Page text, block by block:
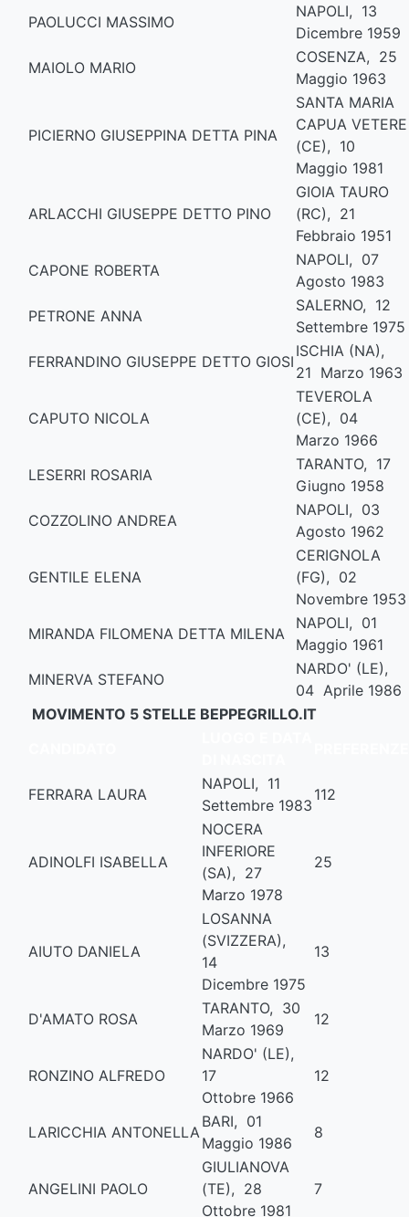
PAOLUCCI MASSIMO
NAPOLI, 13
Dicembre 1959
MAIOLO MARIO
COSENZA, 25
Maggio 1963
PICIERNO GIUSEPPINA DETTA PINA
SANTA MARIA
CAPUA VETERE
(CE), 10
Maggio 1981
ARLACCHI GIUSEPPE DETTO PINO
GIOIA TAURO
(RC), 21
Febbraio 1951
CAPONE ROBERTA
NAPOLI, 07
Agosto 1983
PETRONE ANNA
SALERNO, 12
Settembre 1975
FERRANDINO GIUSEPPE DETTO GIOSI
ISCHIA (NA),
21 Marzo 1963
CAPUTO NICOLA
TEVEROLA
(CE), 04
Marzo 1966
LESERRI ROSARIA
TARANTO, 17
Giugno 1958
COZZOLINO ANDREA
NAPOLI, 03
Agosto 1962
GENTILE ELENA
CERIGNOLA
(FG), 02
Novembre 1953
MIRANDA FILOMENA DETTA MILENA
NAPOLI, 01
Maggio 1961
MINERVA STEFANO
NARDO' (LE),
04 Aprile 1986
MOVIMENTO 5 STELLE BEPPEGRILLO.IT
FERRARA LAURA
NAPOLI, 11
Settembre 1983
112
ADINOLFI ISABELLA
NOCERA
INFERIORE
(SA), 27
Marzo 1978
25
AIUTO DANIELA
LOSANNA
(SVIZZERA),
14
Dicembre 1975
13
D'AMATO ROSA
TARANTO, 30
Marzo 1969
12
RONZINO ALFREDO
NARDO' (LE),
17
Ottobre 1966
12
LARICCHIA ANTONELLA
BARI, 01
Maggio 1986
8
ANGELINI PAOLO
GIULIANOVA
(TE), 28
Ottobre 1981
7